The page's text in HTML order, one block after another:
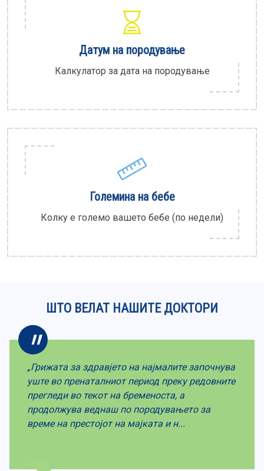
Датум на породување
Калкулатор за дата на породување
Големина на бебе
Колку е големо вашето бебе (по недели)
ШТО ВЕЛАТ НАШИТЕ ДОКТОРИ
„Грижата за здравјето на најмалите започнува
уште во пренаталниот период преку редовните
прегледи во текот на бременоста, а
продолжува веднаш по породувањето за
време на престојот на мајката и н...